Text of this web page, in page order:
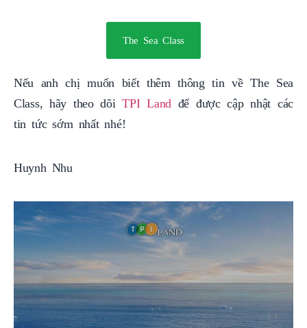
The Sea Class
Nếu anh chị muốn biết thêm thông tin về The Sea
Class, hãy theo dõiTPI Land để được cập nhật các
tin tức sớm nhất nhé!
Huynh Nhu